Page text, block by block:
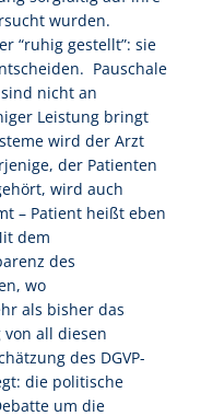
wurden.
“ruhig gestellt”: sie
 Pauschale
nicht an
Leistung bringt
wird der Arzt
der Patienten
wird auch
– Patient heißt eben
dem
des
wo
als bisher das
all diesen
des DGVP-
die politische
um die